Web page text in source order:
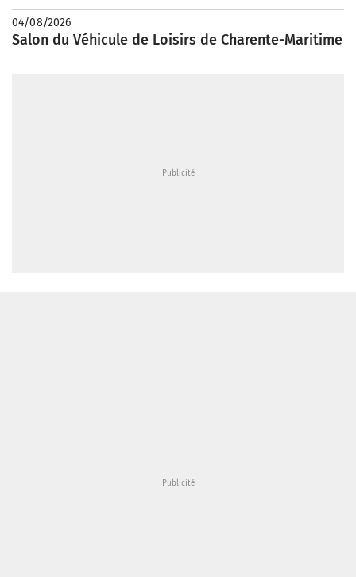
04/08/2026
Salon du Véhicule de Loisirs de Charente-Maritime